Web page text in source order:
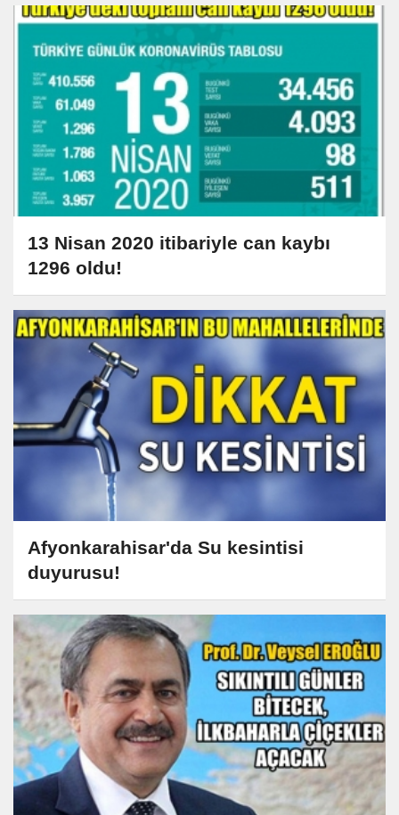
13 Nisan 2020 itibariyle can kaybı
1296 oldu!
Afyonkarahisar'da Su kesintisi
duyurusu!